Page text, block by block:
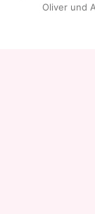
Oliver und